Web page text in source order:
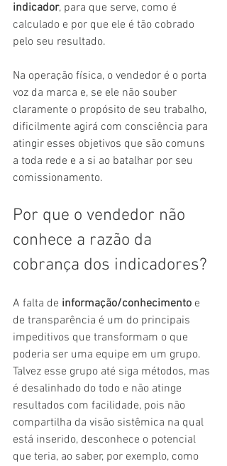
indicador, para que serve, como é
calculado e por que ele é tão cobrado
pelo seu resultado.
Na operação física, o vendedor é o porta
voz da marca e, se ele não souber
claramente o propósito de seu trabalho,
dificilmente agirá com consciência para
atingir esses objetivos que são comuns
a toda rede e a si ao batalhar por seu
comissionamento.
Por que o vendedor não
conhece a razão da
cobrança dos indicadores?
A falta de informação/conhecimento e
de transparência é um do principais
impeditivos que transformam o que
poderia ser uma equipe em um grupo.
Talvez esse grupo até siga métodos, mas
é desalinhado do todo e não atinge
resultados com facilidade, pois não
compartilha da visão sistêmica na qual
está inserido, desconhece o potencial
que teria, ao saber, por exemplo, como